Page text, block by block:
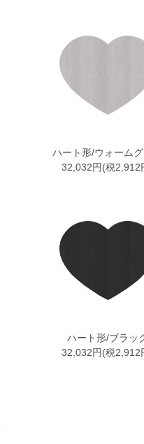
ハート形/ウォーム
32,032円(税2,912
ハート形/ブラッ
32,032円(税2,912